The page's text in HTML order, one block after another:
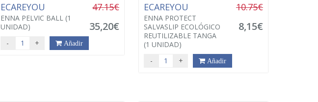
ECAREYOU
ENNA PELVIC BALL (1
UNIDAD)
47.15€
35,20€
- + Añadir
ECAREYOU
ENNA PROTECT
SALVASLIP ECOLÓGICO
REUTILIZABLE TANGA
(1 UNIDAD)
10.75€
8,15€
- + Añadir